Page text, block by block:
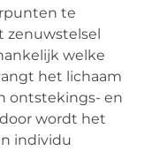
te
zenuwstelsel
welke
het lichaam
ontstekings- en
wordt het
individu